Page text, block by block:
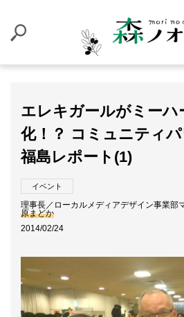
エレキガールがミーハ
化！？ コミュニティ
福島レポート(1)
イベント
理事長／ローカルメディアデザイン事業部
原まどか
2014/02/24